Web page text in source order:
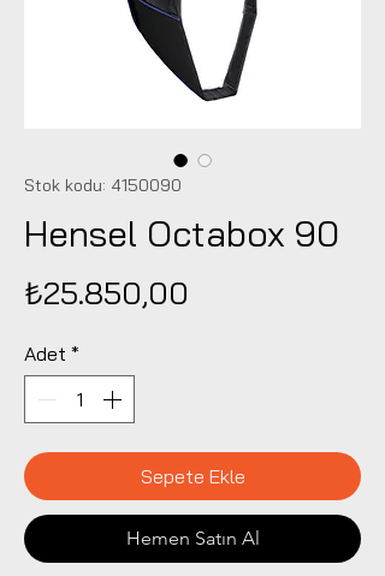
Stok kodu: 4150090
Hensel Octabox 90
₺25.850,00
Adet *
Sepete Ekle
Hemen Satın Al